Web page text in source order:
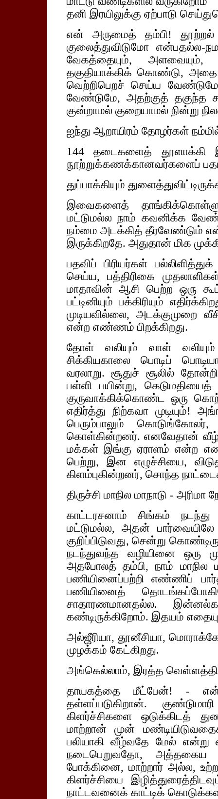
தனி இரயிலுக்கு ஏற்பாடு
என் அருமைத் தம்பி! தூற்றல்
குலைத்துவிடுமோ
வேகத்தையும், அளவையும்,
தகுதியாக்கிக் கொண்டு, அதை
வெற்றிபெறச் செய்ய
வேண்டுமே, அதற்குத் தகுந்த
குன்றாமல் குறையாமல் நின்று
ஐந்து ஆறாயிரம் தோழர்கள்
144 தடைகளைத் தூளாக்கி
நூற்றுக்கணக்கானவர்களைப் பதம்
துப்பாக்கியும்
இவைகளைத்
மட்டுமல்ல நாம் கவனிக்க
நம்மை அடக்கித் தீரவேண்டும்
இருக்கிறதே. அதுதான் மிக
பதவிப் பிரியர்கள்
செய்ய, பத்திரிகை
மாதாவின் ஆசி பெற்ற ஒரு
பட்டினியும் பக்கிரியும்
முடியவில்லை, அடக்குமுறை
என்ற எண்ணம் பிறக்கிறது.
தோள் வலியும் வாள்
சிக்கியகாலை பொடிப்
வரலாறு. சூதுச் சூலில்
பள்ளி பயின்று,
குருவாக்கிக்கொண்ட ஒரு
எதிர்த்து நிற்கவா
பெரும்பாலும்
கொள்கின்றனர். எனவேதான்
மக்கள் இங்கு ஏராளம் என்ற
பெற்று, இன எழுச்சியை,
கிளம்புகின்றனர், சொந்த
திருச்சி மாநில மாநாடு -
காட்டரசனாம் சிங்கம்
மட்டுமல்ல, அதன்
குறிப்பிடுவது, சென்று
நடந்துவந்த வழியினை ஒரு
அதபோலத் தம்பி, நாம் மாநில
பணியினைப்பற்றி எண்ணிப்
பணியினைத்
சாதாரணமானதல்ல.
கண்டிருக்கிறோம். இதயம்
அல்ஜீரியா, தூனீசியா,
முழக்கம் கேட்கிறது.
அங்கெல்லாம், இரத்த
தாயகத்தை மீட்பேன்! - என்று
தள்ளப்படுகிறான்.
கிளர்ச்சிகளை ஒடுக்கிடத்
மாற்றான் முன்
பலியாகி வீழ்வதே மேல் என்று
நடைபெறுவதோ,
போக்கினை, மாற்றார் அல்ல,
கிளர்ச்சியை
நாட்டவனைக் காட்டிக்